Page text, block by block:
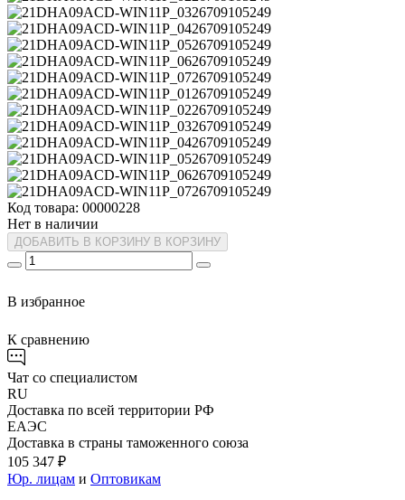
Код товара: 00000228
Нет в наличии
ДОБАВИТЬ В КОРЗИНУ В КОРЗИНУ
В избранное
К сравнению
Чат со специалистом
RU
Доставка по всей территории РФ
ЕАЭС
Доставка в страны таможенного союза
105 347 ₽
Юр. лицам и Оптовикам